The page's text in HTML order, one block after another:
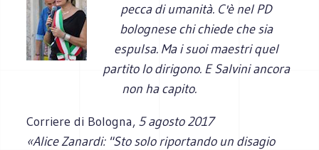
pecca di umanità. C'è nel PD
bolognese chi chiede che sia
espulsa. Ma i suoi maestri quel
partito lo dirigono. E Salvini ancora
non ha capito.
Corriere di Bologna, 5 agosto 2017
«Alice Zanardi: "Sto solo riportando un disagio